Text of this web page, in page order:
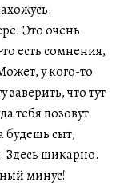
Это очень
есть сомнения,
у кого-то
заверить, что тут
тебя позовут
будешь сыт,
Здесь шикарно.
минус!